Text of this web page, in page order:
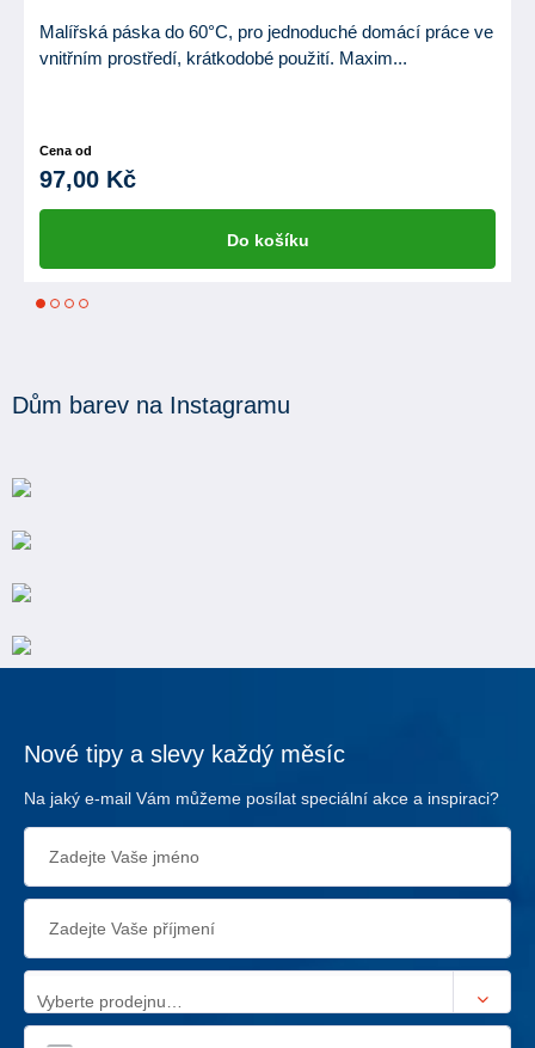
Malířská páska do 60°C, pro jednoduché domácí práce ve
vnitřním prostředí, krátkodobé použití. Maxim...
Cena od
97,00 Kč
Do košíku
1 2 3
Dům barev na Instagramu
Nové tipy a slevy každý měsíc
Na jaký e-mail Vám můžeme posílat speciální akce a inspiraci?
Vyberte prodejnu…